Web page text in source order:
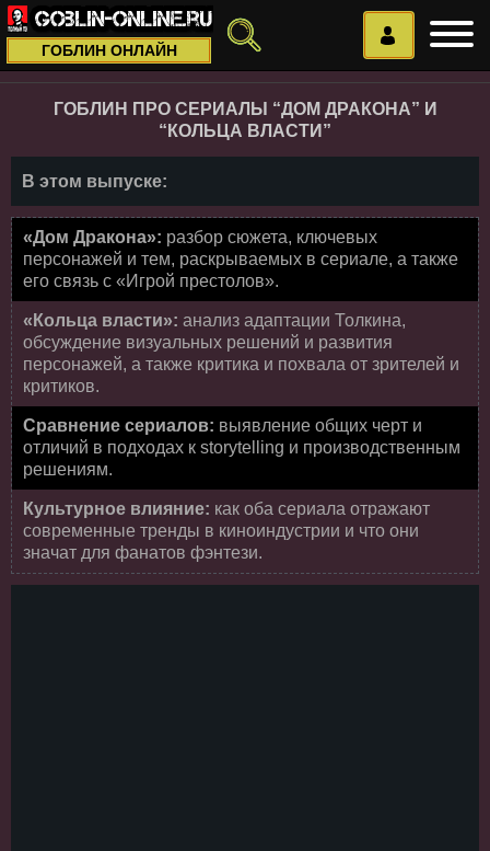
ГОБЛИН ОНЛАЙН
ГОБЛИН ПРО СЕРИАЛЫ “ДОМ ДРАКОНА” И
“КОЛЬЦА ВЛАСТИ”
В этом выпуске:
«Дом Дракона»: разбор сюжета, ключевых
персонажей и тем, раскрываемых в сериале, а также
его связь с «Игрой престолов».
«Кольца власти»: анализ адаптации Толкина,
обсуждение визуальных решений и развития
персонажей, а также критика и похвала от зрителей и
критиков.
Сравнение сериалов: выявление общих черт и
отличий в подходах к storytelling и производственным
решениям.
Культурное влияние: как оба сериала отражают
современные тренды в киноиндустрии и что они
значат для фанатов фэнтези.